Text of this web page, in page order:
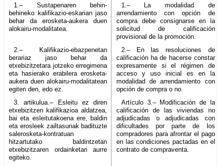
1.– Sustapenaren behin-
behineko kalifikazio-eskarian jaso
behar da erosketa-aukera duen
alokairu-modalitatea.
1.– La modalidad de
arrendamiento con opción de
compra debe consignarse en la
solicitud de calificación
provisional de la promoción.
2.– Kalifikazio-ebazpenetan
berariaz jaso behar da
etxebizitzetara jotzeko erregimena
eta hasierako erabilera erosketa-
aukera duen alokairu-modalitatean
egiten den, edo ez.
2.– En las resoluciones de
calificación ha de hacerse constar
expresamente si el régimen de
acceso y uso inicial es en la
modalidad de arrendamiento con
opción de compra o no.
3. artikulua.– Esleitu ez diren
etxebizitzen kalifikazioa aldatzea,
bai eta esleitutakoena ere, baldin
eta erosleek zailtasunak badituzte
salerosketa-kontratuan
hitzartutako baldintzetan
etxebizitzaren ordainketari aurre
egiteko.
Artículo 3.– Modificación de la
calificación de las viviendas no
adjudicadas o adjudicadas con
dificultades por parte de los
compradores para afrontar el pago
en las condiciones pactadas en el
contrato de compraventa.